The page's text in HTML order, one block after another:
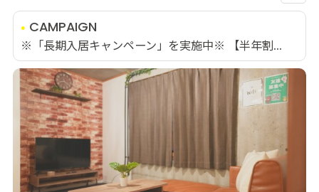
CAMPAIGN
※「長期入居キャンペーン」を実施中※ 【半年割...